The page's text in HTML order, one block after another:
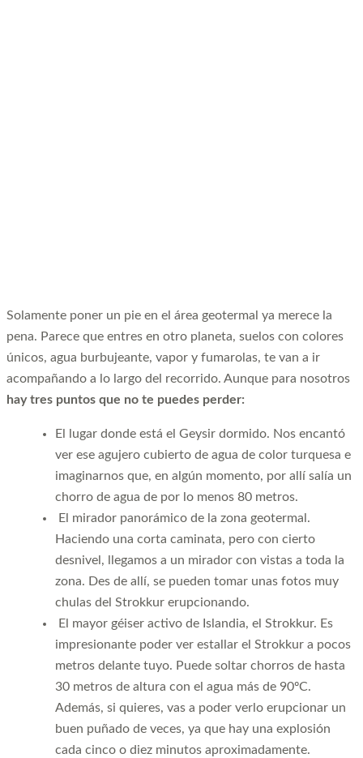
Solamente poner un pie en el área geotermal ya merece la
pena. Parece que entres en otro planeta, suelos con colores
únicos, agua burbujeante, vapor y fumarolas, te van a ir
acompañando a lo largo del recorrido. Aunque para nosotros
hay tres puntos que no te puedes perder:
El lugar donde está el Geysir dormido. Nos encantó
ver ese agujero cubierto de agua de color turquesa e
imaginarnos que, en algún momento, por allí salía un
chorro de agua de por lo menos 80 metros.
El mirador panorámico de la zona geotermal.
Haciendo una corta caminata, pero con cierto
desnivel, llegamos a un mirador con vistas a toda la
zona. Des de allí, se pueden tomar unas fotos muy
chulas del Strokkur erupcionando.
El mayor géiser activo de Islandia, el Strokkur. Es
impresionante poder ver estallar el Strokkur a pocos
metros delante tuyo. Puede soltar chorros de hasta
30 metros de altura con el agua más de 90ºC.
Además, si quieres, vas a poder verlo erupcionar un
buen puñado de veces, ya que hay una explosión
cada cinco o diez minutos aproximadamente.